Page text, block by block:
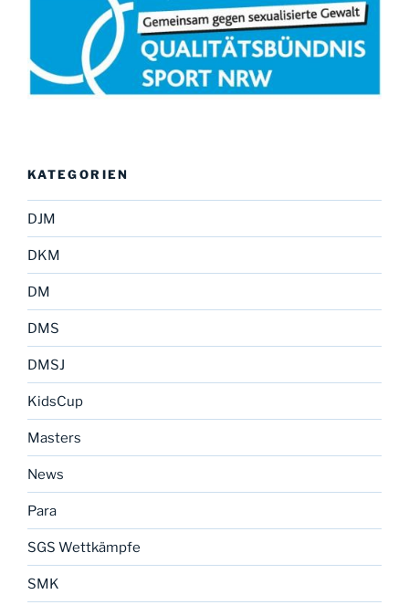
KATEGORIEN
DJM
DKM
DM
DMS
DMSJ
KidsCup
Masters
News
Para
SGS Wettkämpfe
SMK